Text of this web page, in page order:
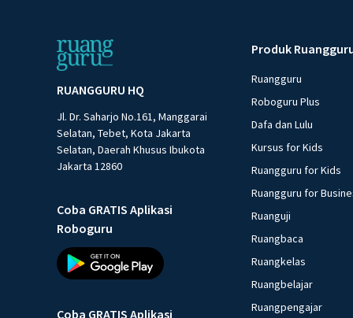
RUANGGURU HQ
Jl. Dr. Saharjo No.161, Manggarai
Selatan, Tebet, Kota Jakarta
Selatan, Daerah Khusus Ibukota
Jakarta 12860
Coba GRATIS Aplikasi
Roboguru
Coba GRATIS Aplikasi
Produk
Ruangguru
Roboguru Plus
Dafa dan Lulu
Kursus for Kids
Ruangguru for Kids
Ruangguru for
Ruanguji
Ruangbaca
Ruangkelas
Ruangbelajar
Ruangpengajar